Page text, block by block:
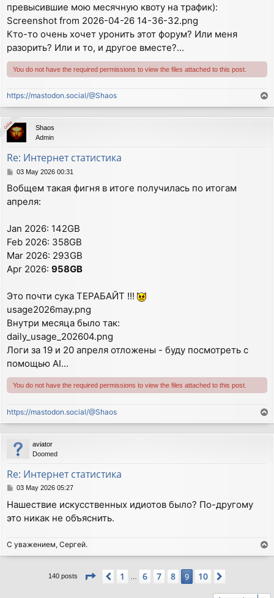
превысившие мою месячную квоту на трафик):
Screenshot from 2026-04-26 14-36-32.png
Кто-то очень хочет уронить этот форум? Или меня
разорить? Или и то, и другое вместе?...
You do not have the required permissions to view the files attached to this post.
https://mastodon.social/@Shaos
o
p
Shaos
Admin
Re: Интернет статистика
P
s
t
03 May 2026 00:31
Вобщем такая фигня в итоге получилась по итогам
апреля:
Jan 2026: 142GB
Feb 2026: 358GB
Mar 2026: 293GB
Apr 2026: 958GB
Это почти сука ТЕРАБАЙТ !!!
usage2026may.png
Внутри месяца было так:
daily_usage_202604.png
Логи за 19 и 20 апреля отложены - буду посмотреть с
помощью AI...
You do not have the required permissions to view the files attached to this post.
https://mastodon.social/@Shaos
o
p
Online
Online
aviator
Doomed
Re: Интернет статистика
P
s
t
03 May 2026 05:27
Нашествие искусственных идиотов было? По-другому
это никак не объяснить.
С уважением, Сергей.
o
140 posts Page 9 of 10
Previous
1 6 7 8 9 10